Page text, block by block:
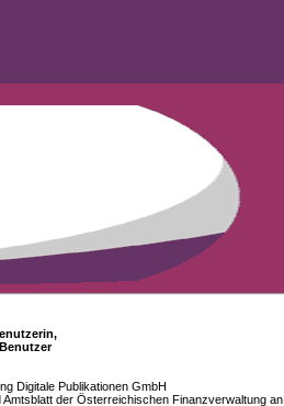
Digitale Publikationen GmbH
der Österreichischen Finanzverwaltung an.